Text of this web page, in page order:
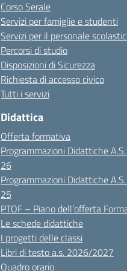
Corso Serale
Servizi per famiglie e studenti
Servizi per il personale
Percorsi di studio
Disposizioni di Sicurezza
Richiesta di accesso civico
Tutti i servizi
Didattica
Offerta formativa
Programmazioni Didattiche
26
Programmazioni Didattiche
25
PTOF – Piano dell’offerta
Le schede didattiche
I progetti delle classi
Libri di testo a.s. 2026/2027
Quadro orario